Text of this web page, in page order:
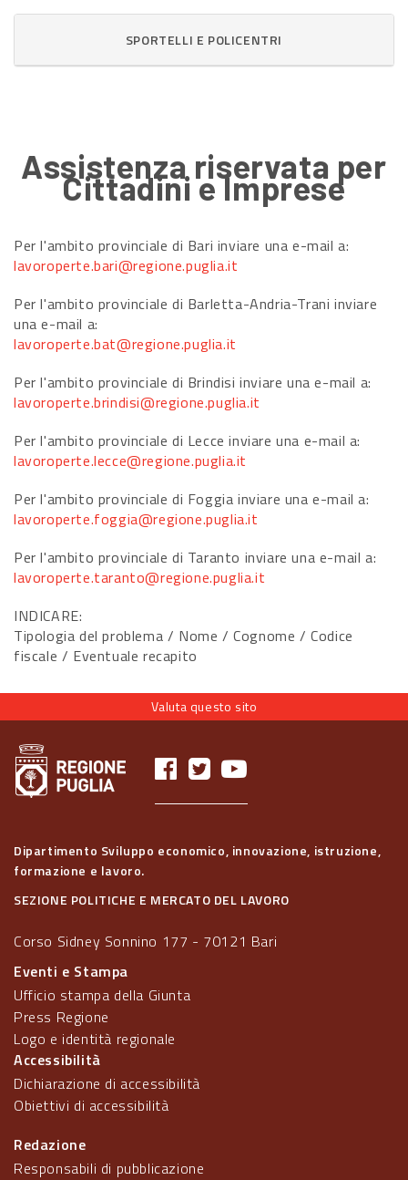
SPORTELLI E POLICENTRI
Assistenza riservata per
Cittadini e Imprese
Per l'ambito provinciale di Bari inviare una e-mail a:
lavoroperte.bari@regione.puglia.it
Per l'ambito provinciale di Barletta-Andria-Trani inviare
una e-mail a:
lavoroperte.bat@regione.puglia.it
Per l'ambito provinciale di Brindisi inviare una e-mail a:
lavoroperte.brindisi@regione.puglia.it
Per l'ambito provinciale di Lecce inviare una e-mail a:
lavoroperte.lecce@regione.puglia.it
Per l'ambito provinciale di Foggia inviare una e-mail a:
lavoroperte.foggia@regione.puglia.it
Per l'ambito provinciale di Taranto inviare una e-mail a:
lavoroperte.taranto@regione.puglia.it
INDICARE:
Tipologia del problema / Nome / Cognome / Codice
fiscale / Eventuale recapito
Valuta questo sito
Dipartimento Sviluppo economico, innovazione, istruzione,
formazione e lavoro.
SEZIONE POLITICHE E MERCATO DEL LAVORO
Corso Sidney Sonnino 177 - 70121 Bari
Eventi e Stampa
Ufficio stampa della Giunta
Press Regione
Logo e identità regionale
Accessibilità
Dichiarazione di accessibilità
Obiettivi di accessibilità
Redazione
Responsabili di pubblicazione